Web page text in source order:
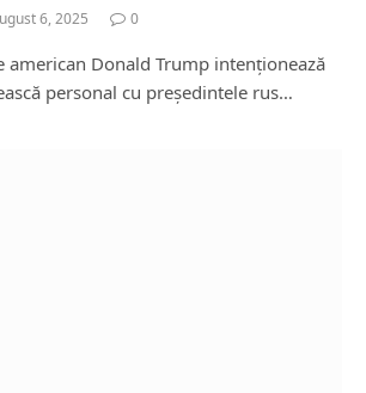
6, 2025 0
american Donald Trump intenționează
personal cu președintele rus…